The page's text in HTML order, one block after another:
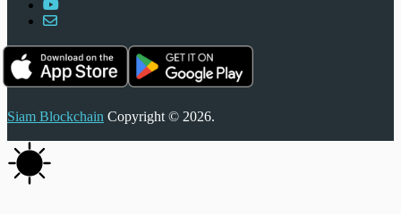
Siam Blockchain Copyright © 2026.